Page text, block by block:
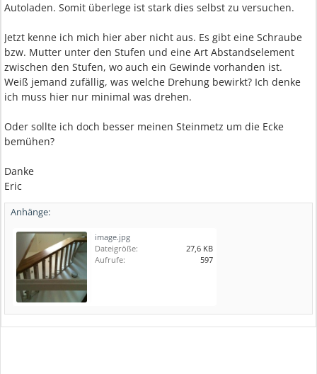
Autoladen. Somit überlege ist stark dies selbst zu versuchen.
Jetzt kenne ich mich hier aber nicht aus. Es gibt eine Schraube
bzw. Mutter unter den Stufen und eine Art Abstandselement
zwischen den Stufen, wo auch ein Gewinde vorhanden ist.
Weiß jemand zufällig, was welche Drehung bewirkt? Ich denke
ich muss hier nur minimal was drehen.
Oder sollte ich doch besser meinen Steinmetz um die Ecke
bemühen?
Danke
Eric
Anhänge:
image.jpg
Dateigröße:
27,6 KB
Aufrufe:
597